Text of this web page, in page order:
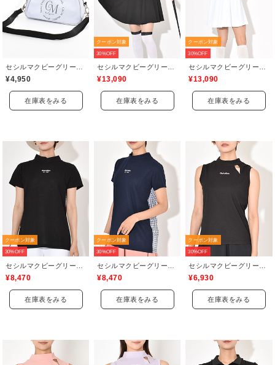
セシルマクビーグリーン(CECIL McBEE green)
¥4,950
在庫表をみる
クーポン対象
30%OFF
セシルマクビーグリーン(CECIL McBEE green)
¥13,090
在庫表をみる
クーポン対象
30%OFF
セシルマクビーグリーン(CECIL McBEE green)
¥13,090
在庫表をみる
クーポン対象
30%OFF
¥8,470
在庫表をみる
クーポン対象
30%OFF
¥8,470
在庫表をみる
クーポン対象
30%OFF
¥6,930
在庫表をみる